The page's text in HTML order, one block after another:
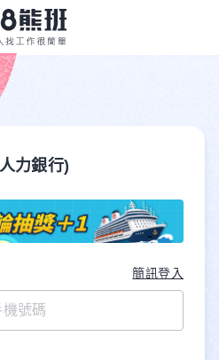
力銀行)
簡訊登入